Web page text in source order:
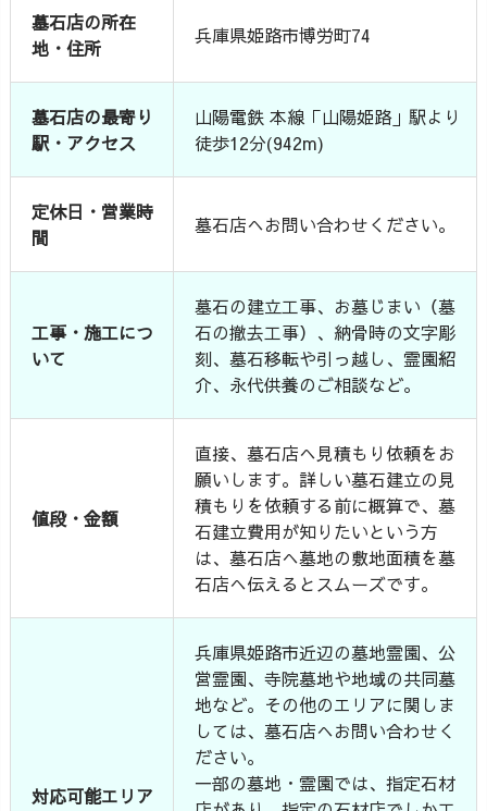
墓石店の所在
地・住所
兵庫県姫路市博労町74
墓石店の最寄り
駅・アクセス
山陽電鉄 本線「山陽姫路」駅より
徒歩12分(942m)
定休日・営業時
間
墓石店へお問い合わせください。
工事・施工につ
いて
墓石の建立工事、お墓じまい（墓
石の撤去工事）、納骨時の文字彫
刻、墓石移転や引っ越し、霊園紹
介、永代供養のご相談など。
値段・金額
直接、墓石店へ見積もり依頼をお
願いします。詳しい墓石建立の見
積もりを依頼する前に概算で、墓
石建立費用が知りたいという方
は、墓石店へ墓地の敷地面積を墓
石店へ伝えるとスムーズです。
対応可能エリア
兵庫県姫路市近辺の墓地霊園、公
営霊園、寺院墓地や地域の共同墓
地など。その他のエリアに関しま
しては、墓石店へお問い合わせく
ださい。
一部の墓地・霊園では、指定石材